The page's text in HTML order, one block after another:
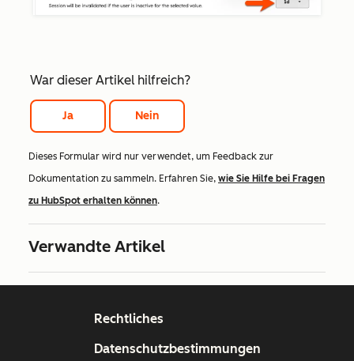
War dieser Artikel hilfreich?
Ja Nein
Dieses Formular wird nur verwendet, um Feedback zur
Dokumentation zu sammeln. Erfahren Sie, wie Sie Hilfe bei Fragen
zu HubSpot erhalten können.
Verwandte Artikel
Rechtliches
Datenschutzbestimmungen